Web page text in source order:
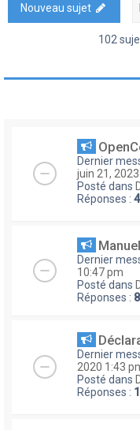
Nouveau sujet
102
Dernier
juin 21,
Posté dans
Réponses :
Dernier
10:47 pm
Posté dans
Réponses : 8
Dernier
2020 1:43
Posté dans
Réponses :